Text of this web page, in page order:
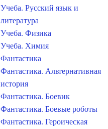
Учеба. Русский язык и
литература
Учеба. Физика
Учеба. Химия
Фантастика
Фантастика. Альтернативная
история
Фантастика. Боевик
Фантастика. Боевые роботы
Фантастика. Героическая